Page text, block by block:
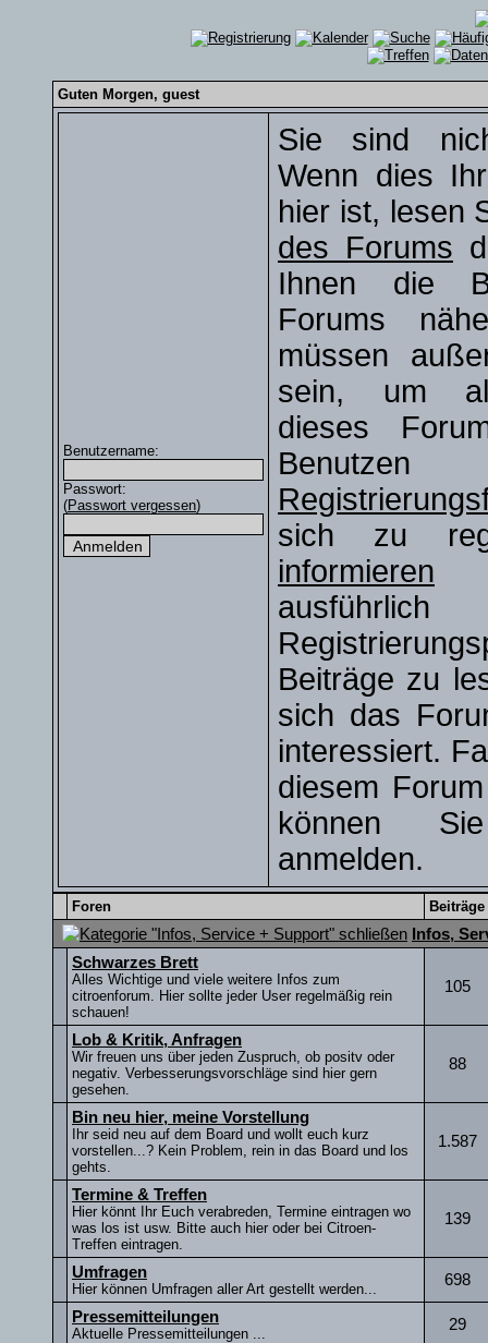
Guten Morgen, guest
Benutzername:
Passwort:
(Passwort vergessen)
Sie sind
Wenn dies
hier ist, lesen
des Forums
Ihnen die
Forums
müssen
sein, um
dieses
sich zu
informieren
Beiträge zu
sich das
interessiert.
diesem
können
anmelden.
Foren Beiträge
Infos,
Schwarzes Brett
Alles Wichtige und viele weitere Infos zum
citroenforum. Hier sollte jeder User regelmäßig rein
schauen!
105
Lob & Kritik, Anfragen
Wir freuen uns über jeden Zuspruch, ob positv oder
negativ. Verbesserungsvorschläge sind hier gern
gesehen.
88
Bin neu hier, meine Vorstellung
Ihr seid neu auf dem Board und wollt euch kurz
vorstellen...? Kein Problem, rein in das Board und los
gehts.
1.587
Termine & Treffen
Hier könnt Ihr Euch verabreden, Termine eintragen wo
was los ist usw. Bitte auch hier oder bei Citroen-
Treffen eintragen.
139
Umfragen
Hier können Umfragen aller Art gestellt werden...
698
Pressemitteilungen
Aktuelle Pressemitteilungen ...
29